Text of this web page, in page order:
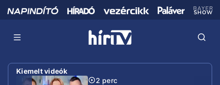
Kiemelt videók
2 perc